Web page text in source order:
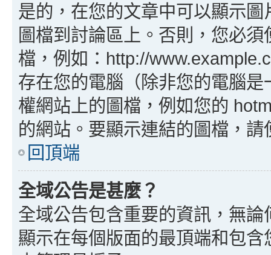
是的，在您的文章中可以顯示
圖檔到討論區上。否則，您必
檔，例如：http://
存在您的電腦（除非您的電腦
權網站上的圖檔，例如您的
的網站。要顯示連結的圖檔，
回頂端
全域公告是甚麼？
全域公告包含重要的資訊，無
顯示在每個版面的最頂端和包